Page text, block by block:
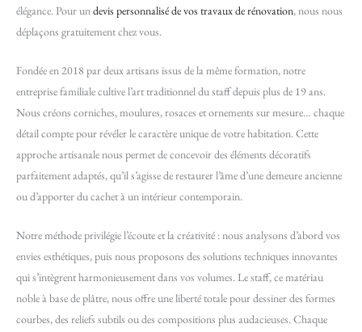
élégance. Pour un devis personnalisé de vos travaux de rénovation, nous nous
déplaçons gratuitement chez vous.
Fondée en 2018 par deux artisans issus de la même formation, notre
entreprise familiale cultive l’art traditionnel du staff depuis plus de 19 ans.
Nous créons corniches, moulures, rosaces et ornements sur mesure… chaque
détail compte pour révéler le caractère unique de votre habitation. Cette
approche artisanale nous permet de concevoir des éléments décoratifs
parfaitement adaptés, qu’il s’agisse de restaurer l’âme d’une demeure ancienne
ou d’apporter du cachet à un intérieur contemporain.
Notre méthode privilégie l’écoute et la créativité : nous analysons d’abord vos
envies esthétiques, puis nous proposons des solutions techniques innovantes
qui s’intègrent harmonieusement dans vos volumes. Le staff, ce matériau
noble à base de plâtre, nous offre une liberté totale pour dessiner des formes
courbes, des reliefs subtils ou des compositions plus audacieuses. Chaque